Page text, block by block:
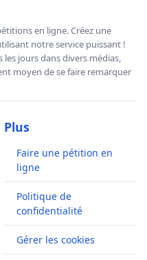
en ligne. Créez une
notre service puissant !
jours dans divers médias,
moyen de se faire remarquer
Plus
Faire une pétition en
ligne
Politique de
confidentialité
Gérer les cookies